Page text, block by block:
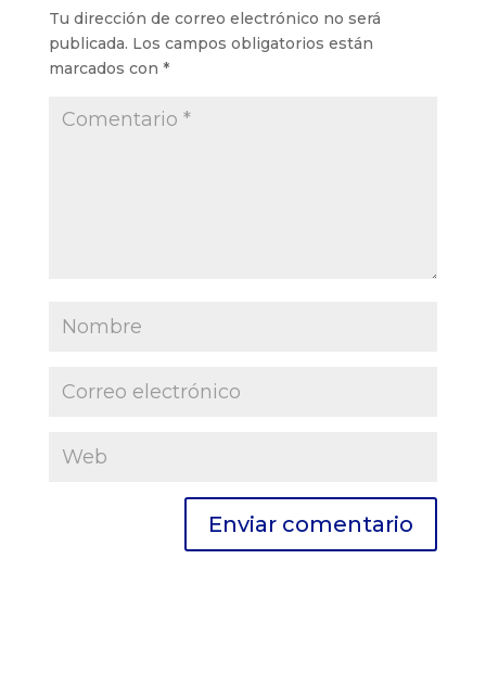
Tu dirección de correo electrónico no será
publicada. Los campos obligatorios están
marcados con *